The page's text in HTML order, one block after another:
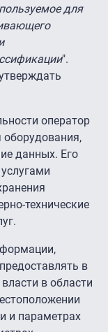
для
".
оператор
данных. Его
технические
в
в области
и параметрах